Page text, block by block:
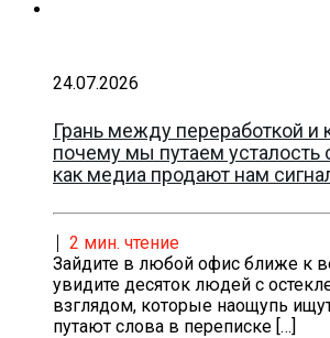
24.07.2026
Грань между переработкой и
почему мы путаем усталость
как медиа продают нам
2 мин. чтение
Зайдите в любой офис ближе к
увидите десяток людей с
взглядом, которые наощупь
путают слова в переписке […]